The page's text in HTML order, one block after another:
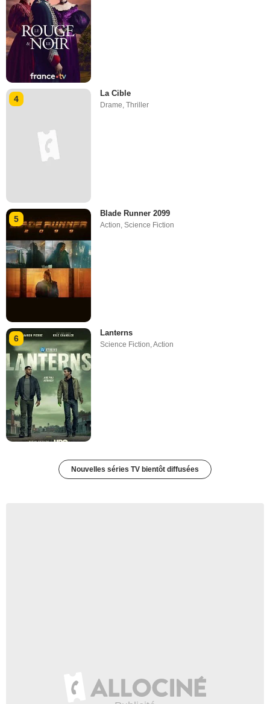
4
La Cible
Drame,Thriller
5
Blade Runner 2099
Action ,Science Fiction
6
Lanterns
Science Fiction,Action
Nouvelles séries TV bientôt diffusées